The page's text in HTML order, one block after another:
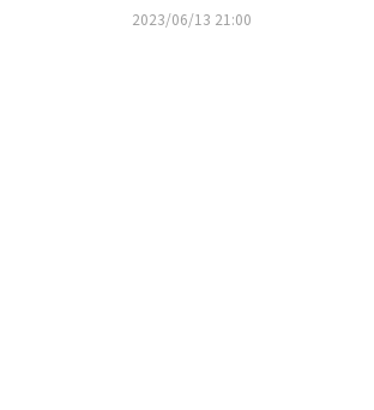
2023/06/13 21:00
「ウンナム